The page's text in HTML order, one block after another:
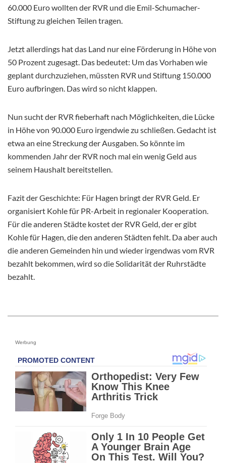
60.000 Euro wollten der RVR und die Emil-Schumacher-
Stiftung zu gleichen Teilen tragen.
Jetzt allerdings hat das Land nur eine Förderung in Höhe von
50 Prozent zugesagt. Das bedeutet: Um das Vorhaben wie
geplant durchzuziehen, müssten RVR und Stiftung 150.000
Euro aufbringen. Das wird so nicht klappen.
Nun sucht der RVR fieberhaft nach Möglichkeiten, die Lücke
in Höhe von 90.000 Euro irgendwie zu schließen. Gedacht ist
etwa an eine Streckung der Ausgaben. So könnte im
kommenden Jahr der RVR noch mal ein wenig Geld aus
seinem Haushalt bereitstellen.
Fazit der Geschichte: Für Hagen bringt der RVR Geld. Er
organisiert Kohle für PR-Arbeit in regionaler Kooperation.
Für die anderen Städte kostet der RVR Geld, der er gibt
Kohle für Hagen, die den anderen Städten fehlt. Da aber auch
die anderen Gemeinden hin und wieder irgendwas vom RVR
bezahlt bekommen, wird so die Solidarität der Ruhrstädte
bezahlt.
Werbung